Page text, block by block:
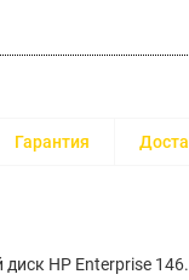
Гарантия
диск HP Enterprise